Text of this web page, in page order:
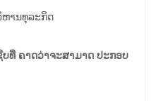
ຫານທຸລະກິດ
ທີ່ ຄາດວ່າຈະສາມາດ ປະກອບ